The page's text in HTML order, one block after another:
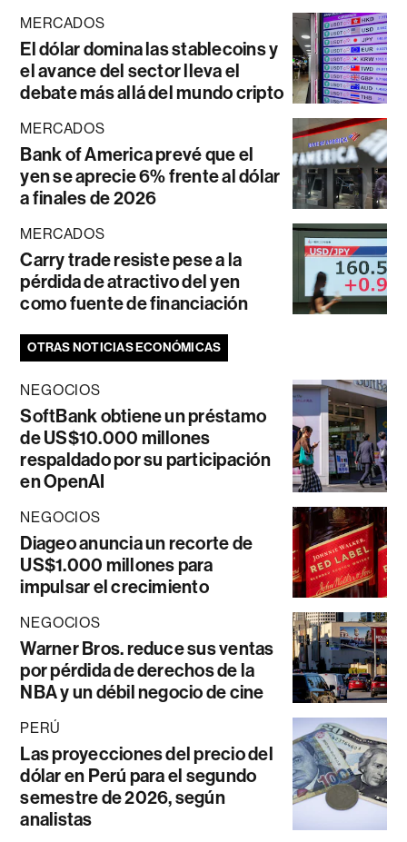
MERCADOS
El dólar domina las stablecoins y
el avance del sector lleva el
debate más allá del mundo cripto
MERCADOS
Bank of America prevé que el
yen se aprecie 6% frente al dólar
a finales de 2026
MERCADOS
Carry trade resiste pese a la
pérdida de atractivo del yen
como fuente de financiación
OTRAS NOTICIAS ECONÓMICAS
NEGOCIOS
SoftBank obtiene un préstamo
de US$10.000 millones
respaldado por su participación
en OpenAI
NEGOCIOS
Diageo anuncia un recorte de
US$1.000 millones para
impulsar el crecimiento
NEGOCIOS
Warner Bros. reduce sus ventas
por pérdida de derechos de la
NBA y un débil negocio de cine
PERÚ
Las proyecciones del precio del
dólar en Perú para el segundo
semestre de 2026, según
analistas